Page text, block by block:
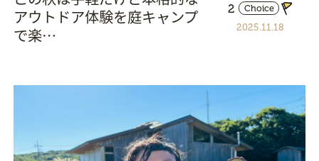
アウトドア体験を庭キャンプ
で楽…
2
Choice
2025.11.18